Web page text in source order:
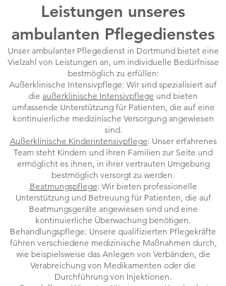
Leistungen unseres
ambulanten Pflegedienstes
Unser ambulanter Pflegedienst in Dortmund bietet eine
Vielzahl von Leistungen an, um individuelle Bedürfnisse
bestmöglich zu erfüllen:
Außerklinische Intensivpflege: Wir sind spezialisiert auf
die außerklinische Intensivpflege und bieten
umfassende Unterstützung für Patienten, die auf eine
kontinuierliche medizinische Versorgung angewiesen
sind.
Außerklinische Kinderintensivpflege: Unser erfahrenes
Team steht Kindern und ihren Familien zur Seite und
ermöglicht es ihnen, in ihrer vertrauten Umgebung
bestmöglich versorgt zu werden.
Beatmungspflege: Wir bieten professionelle
Unterstützung und Betreuung für Patienten, die auf
Beatmungsgeräte angewiesen sind und eine
kontinuierliche Überwachung benötigen.
Behandlungspflege: Unsere qualifizierten Pflegekräfte
führen verschiedene medizinische Maßnahmen durch,
wie beispielsweise das Anlegen von Verbänden, die
Verabreichung von Medikamenten oder die
Durchführung von Injektionen.